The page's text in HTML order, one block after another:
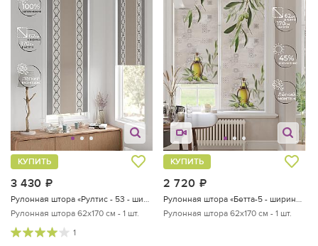
3 430
КУПИТЬ
Рулонная штора 62х170 см - 1 шт.
1
2 720
КУПИТЬ
Рулонная штора 62х170 см - 1 шт.